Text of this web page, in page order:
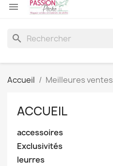

search
Accueil Meilleures ventes
ACCUEIL
accessoires
Exclusivités
leurres